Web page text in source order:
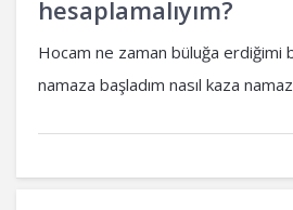
hesaplamalıyım?
Hocam ne zaman büluğa erdiğimi
namaza başladım nasıl kaza